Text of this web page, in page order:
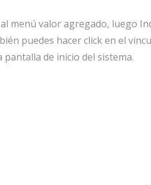
menú valor agregado, luego
puedes hacer click en el
pantalla de inicio del sistema.